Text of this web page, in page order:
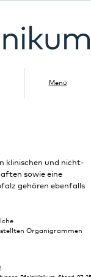
Menü
klinischen und nicht-
sowie eine
gehören ebenfalls
Organigrammen